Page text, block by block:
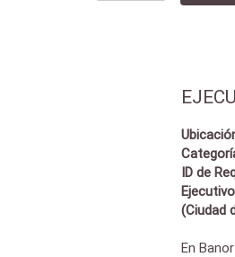
ID de
(Ciudad
En